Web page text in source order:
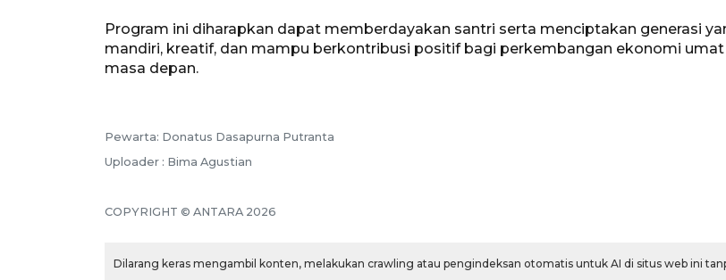
Program ini diharapkan dapat memberdayakan santri serta menciptakan generasi
mandiri, kreatif, dan mampu berkontribusi positif bagi perkembangan ekonomi umat
masa depan.
Pewarta: Donatus Dasapurna Putranta
Uploader : Bima Agustian
COPYRIGHT © ANTARA 2026
Dilarang keras mengambil konten, melakukan crawling atau pengindeksan otomatis untuk AI di situs web ini
30 Juli 2026 18:52